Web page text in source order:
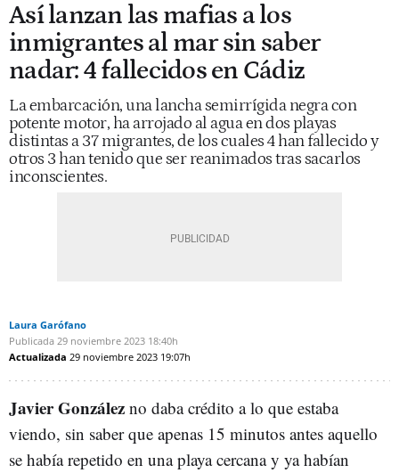
Así lanzan las mafias a los
inmigrantes al mar sin saber
nadar: 4 fallecidos en Cádiz
La embarcación, una lancha semirrígida negra con
potente motor, ha arrojado al agua en dos playas
distintas a 37 migrantes, de los cuales 4 han fallecido y
otros 3 han tenido que ser reanimados tras sacarlos
inconscientes.
Laura Garófano
Publicada 29 noviembre 2023 18:40h
Actualizada 29 noviembre 2023 19:07h
Javier González no daba crédito a lo que estaba
viendo, sin saber que apenas 15 minutos antes aquello
se había repetido en una playa cercana y ya habían